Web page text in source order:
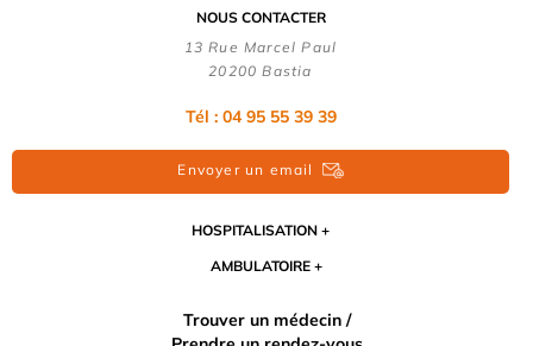
NOUS CONTACTER
13 Rue Marcel Paul
20200 Bastia
Tél : 04 95 55 39 39
Envoyer un email
HOSPITALISATION
AMBULATOIRE
Trouver un médecin /